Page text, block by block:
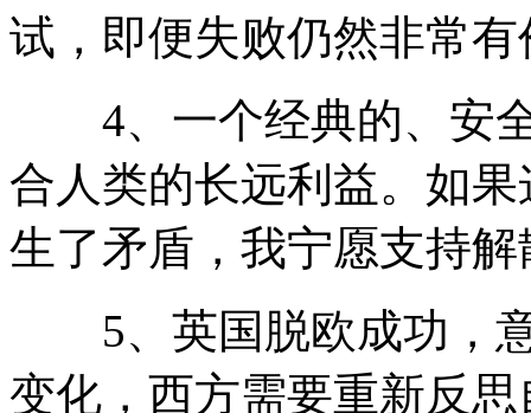
试，即便失败仍然非常有
4、一个经典的、安全
合人类的长远利益。如
生了矛盾，我宁愿支持
5、英国脱欧成功，意
变化，西方需要重新反